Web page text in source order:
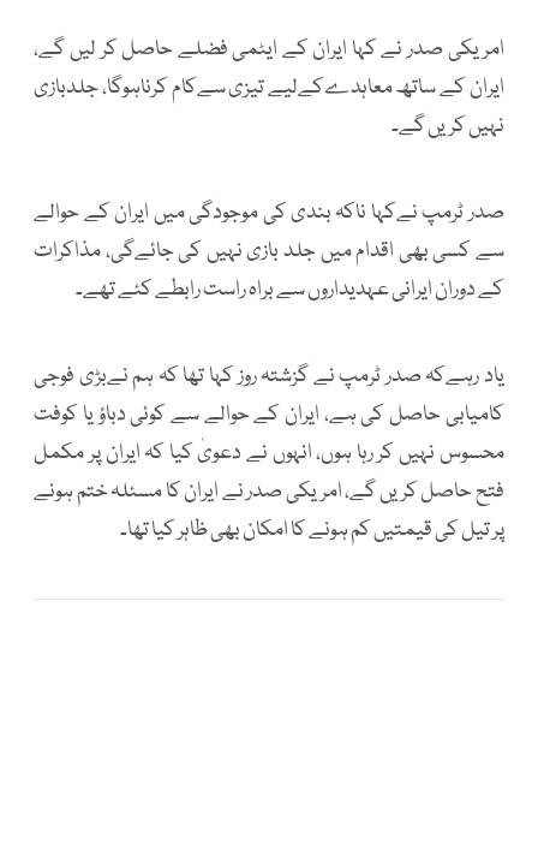
امریکی صدر نے کہا ایران کے ایٹمی فضلے حاصل کر لیں گے،
ایران کے ساتھ معاہدےکےلیے تیزی سےکام کرناہوگا، جلدبازی
نہیں کریں گے۔
صدر ٹرمپ نےکہا ناکہ بندی کی موجودگی میں ایران کے حوالے
سے کسی بھی اقدام میں جلد بازی نہیں کی جائےگی، مذاکرات
کے دوران ایرانی عہدیداروں سے براہ راست رابطے کئے تھے۔
یاد رہےکہ صدر ٹرمپ نے گزشتہ روز کہا تھا کہ ہم نےبڑی فوجی
کامیابی حاصل کی ہے، ایران کے حوالے سے کوئی دباؤ یا کوفت
محسوس نہیں کر رہا ہوں، انہوں نے دعویٰ کیا کہ ایران پر مکمل
فتح حاصل کریں گے، امریکی صدر نے ایران کا مسئلہ ختم ہونے
پر تیل کی قیمتیں کم ہونے کا امکان بھی ظاہر کیا تھا۔